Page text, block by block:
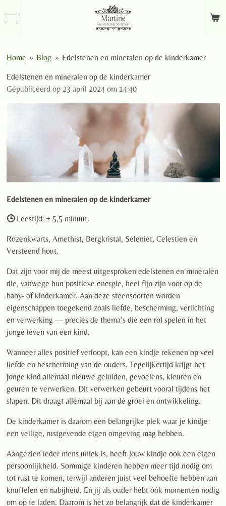
direct
hoofdinhoud
Home » Blog » Edelstenen en mineralen op de kinderkamer
Edelstenen en mineralen op de kinderkamer
Gepubliceerd op 23 april 2024 om 14:40
Edelstenen en mineralen op de kinderkamer
🕒 Leestijd: ± 5,5 minuut.
Rozenkwarts, Amethist, Bergkristal, Seleniet, Celestien en
Versteend hout.
Dat zijn voor mij de meest uitgesproken edelstenen en mineralen
die, vanwege hun positieve energie, heel fijn zijn voor op de
baby- of kinderkamer. Aan deze steensoorten worden
eigenschappen toegekend zoals liefde, bescherming, verlichting
en verwerking — precies de thema’s die een rol spelen in het
jonge leven van een kind.
Wanneer alles positief verloopt, kan een kindje rekenen op veel
liefde en bescherming van de ouders. Tegelijkertijd krijgt het
jonge kind allemaal nieuwe geluiden, gevoelens, kleuren en
geuren te verwerken. Dit verwerken gebeurt vooral tijdens het
slapen. Dit draagt allemaal bij aan de groei en ontwikkeling.
De kinderkamer is daarom een belangrijke plek waar je kindje
een veilige, rustgevende eigen omgeving mag hebben.
Aangezien ieder mens uniek is, heeft jouw kindje ook een eigen
persoonlijkheid. Sommige kinderen hebben meer tijd nodig om
tot rust te komen, terwijl anderen juist veel behoefte hebben aan
knuffelen en nabijheid. En jij als ouder hebt óók momenten nodig
om op te laden. Daarom is het zo belangrijk dat de kinderkamer